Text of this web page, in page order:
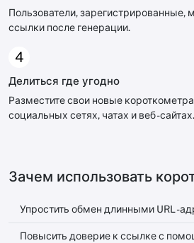
Пользователи, зарегистрированные,
ссылки после генерации.
4
Делиться где угодно
Разместите свои новые
социальных сетях, чатах и ​​веб -сайтах.
Зачем использовать
Упростить обмен длинными URL -
Повысить доверие к ссылке с